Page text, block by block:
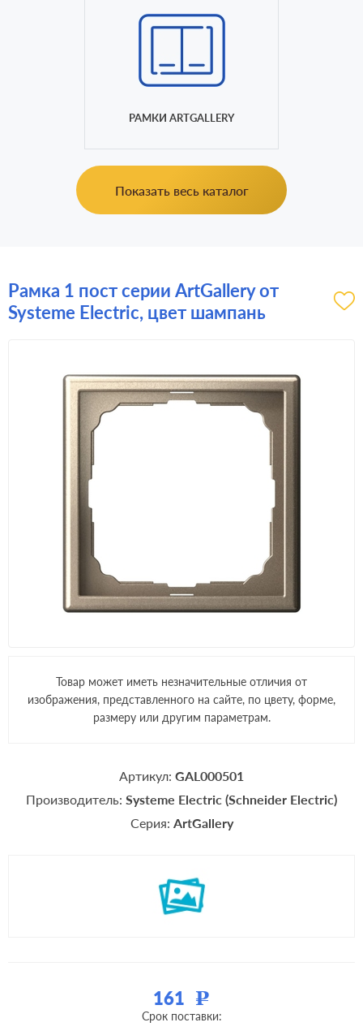
РАМКИ ARTGALLERY
Показать весь каталог
Рамка 1 пост серии ArtGallery от
Systeme Electric, цвет шампань
Товар может иметь незначительные отличия от
изображения, представленного на сайте, по цвету, форме,
размеру или другим параметрам.
Артикул: GAL000501
Производитель: Systeme Electric (Schneider Electric)
Серия: ArtGallery
161 Р
Срок поставки: